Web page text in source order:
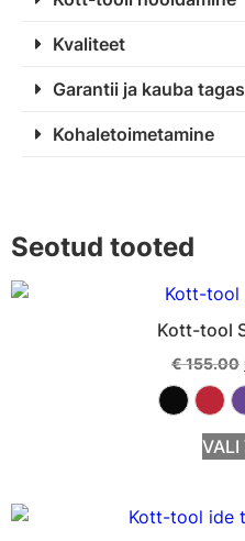
Kvaliteet
Garantii ja kauba
Kohaletoimetamine
Seotud tooted
Kott-tool
€155.00
VALI